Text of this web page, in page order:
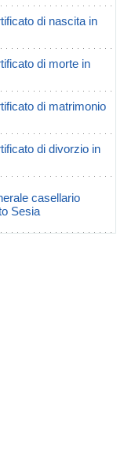
di nascita in
di morte in
di matrimonio
di divorzio in
casellario
Sesia